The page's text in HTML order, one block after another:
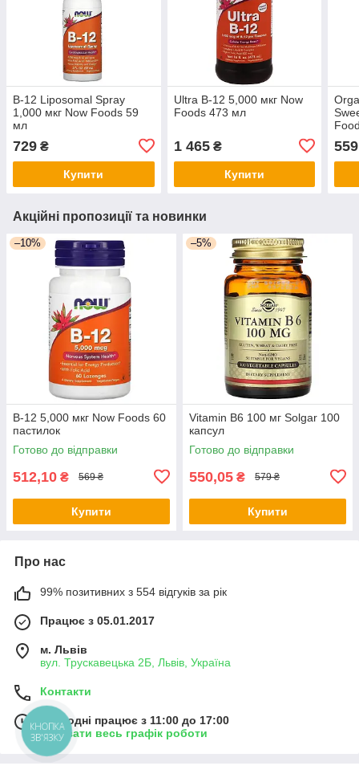
B-12 Liposomal Spray
1,000 мкг Now Foods 59
мл
729 ₴
Купити
Ultra B-12 5,000 мкг Now
Foods 473 мл
1 465₴
Купити
559
Акційні пропозиції та новинки
–10%
B-12 5,000 мкг Now Foods 60
пастилок
Готово до відправки
512,10 ₴ 569 ₴
Купити
–5%
Vitamin B6 100 мг Solgar 100
капсул
Готово до відправки
550,05 ₴ 579 ₴
Купити
Про нас
99% позитивних з 554 відгуків за рік
Працює з 05.01.2017
м. Львів
вул. Трускавецька 2Б, Львів, Україна
Контакти
Сьогодні працює з 11:00 до 17:00
Показати весь графік роботи
КНОПКА
ЗВ'ЯЗКУ